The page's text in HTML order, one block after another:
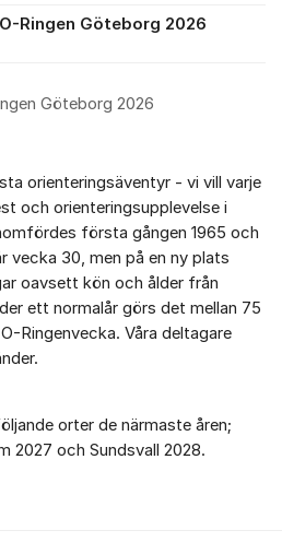
Ringen Göteborg 2026
Göteborg 2026
orienteringsäventyr - vi vill varje
och orienteringsupplevelse i
första gången 1965 och
vecka 30, men på en ny plats
oavsett kön och ålder från
ett normalår görs det mellan 75
Ringenvecka. Våra deltagare
orter de närmaste åren;
2027 och Sundsvall 2028.